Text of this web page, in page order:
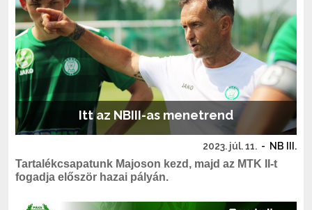
Itt az NBIII-as menetrend
2023. júl. 11. - NB III.
Tartalékcsapatunk Majoson kezd, majd az MTK II-t
fogadja először hazai pályán.